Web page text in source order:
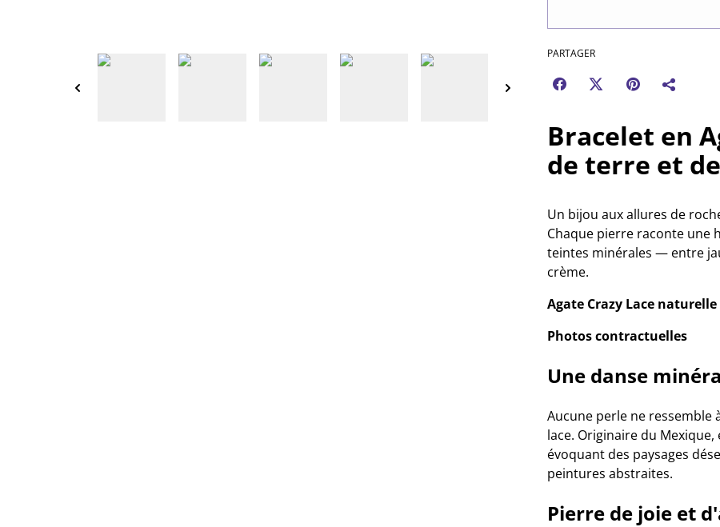
PARTAGER
Bracelet en
de terre et
Un bijou aux allures de
Chaque pierre raconte une
teintes minérales — entre
crème.
Agate Crazy Lace
Photos contractuelles
Une danse
Aucune perle ne ressemble
lace. Originaire du
évoquant des paysages
peintures abstraites.
Pierre de joie et